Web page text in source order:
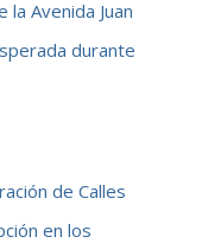
Avenida Juan
durante
de Calles
en los